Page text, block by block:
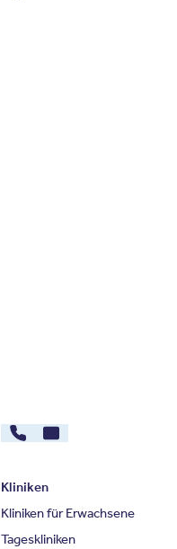
030 - 26478607
Kontakt
Kliniken
Kliniken für Erwachsene
Tageskliniken